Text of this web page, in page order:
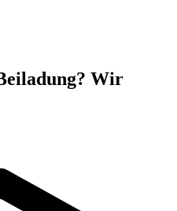
Wir